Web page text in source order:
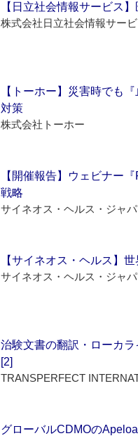
【日立社会情報サービス
株式会社日立社会情報サービ
【トーホー】災害時でも
対策
株式会社トーホー
【開催報告】ウェビナー
戦略
サイネオス・ヘルス・ジャ
【サイネオス・ヘルス】
サイネオス・ヘルス・ジャ
治験文書の翻訳・ローカ
[2]
TRANSPERFECT
グローバルCDMOの